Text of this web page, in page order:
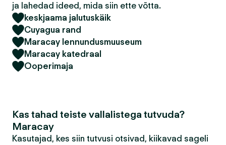
ja lahedad ideed, mida siin ette võtta.
keskjaama jalutuskäik
Cuyagua rand
Maracay lennundusmuuseum
Maracay katedraal
Ooperimaja
Kas tahad teiste vallalistega tutvuda?
Maracay
Kasutajad, kes siin tutvusi otsivad, kiikavad sageli